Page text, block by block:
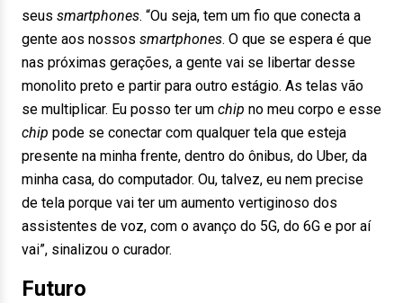
seus smartphones. “Ou seja, tem um fio que conecta a
gente aos nossos smartphones. O que se espera é que
nas próximas gerações, a gente vai se libertar desse
monolito preto e partir para outro estágio. As telas vão
se multiplicar. Eu posso ter um chip no meu corpo e esse
chip pode se conectar com qualquer tela que esteja
presente na minha frente, dentro do ônibus, do Uber, da
minha casa, do computador. Ou, talvez, eu nem precise
de tela porque vai ter um aumento vertiginoso dos
assistentes de voz, com o avanço do 5G, do 6G e por aí
vai”, sinalizou o curador.
Futuro